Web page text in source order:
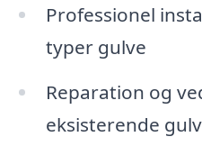
Professionel
typer gulve
Reparation og
eksisterende